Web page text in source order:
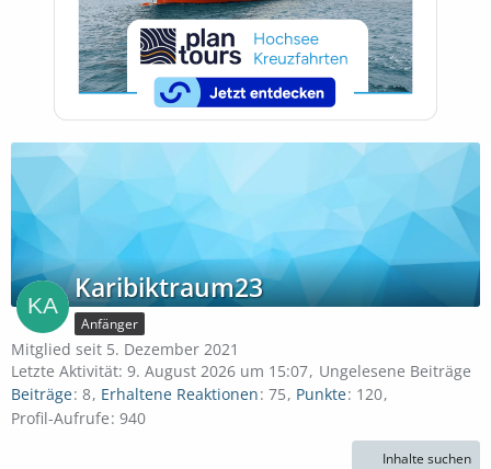
Karibiktraum23
Anfänger
Mitglied seit 5. Dezember 2021
Letzte Aktivität: 9. August 2026 um 15:07 Ungelesene Beiträge
Beiträge 8 Erhaltene Reaktionen 75 Punkte 120
Profil-Aufrufe 940
Inhalte suchen